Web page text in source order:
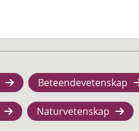
Beteendevetenskap
Naturvetenskap